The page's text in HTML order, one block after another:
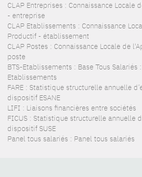
CLAP Entreprises : Connaissance Locale
- entreprise
CLAP Etablissements : Connaissance
Productif - établissement
CLAP Postes : Connaissance Locale de
poste
BTS-Etablissements : Base Tous Salariés
Etablissements
FARE : Statistique structurelle annuelle
dispositif ESANE
LIFI : Liaisons financières entre sociétés
FICUS : Statistique structurelle annuelle
dispositif SUSE
Panel tous salariés : Panel tous salariés